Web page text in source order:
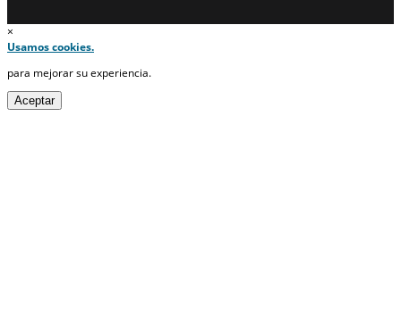
×
Usamos cookies.
para mejorar su experiencia.
Aceptar